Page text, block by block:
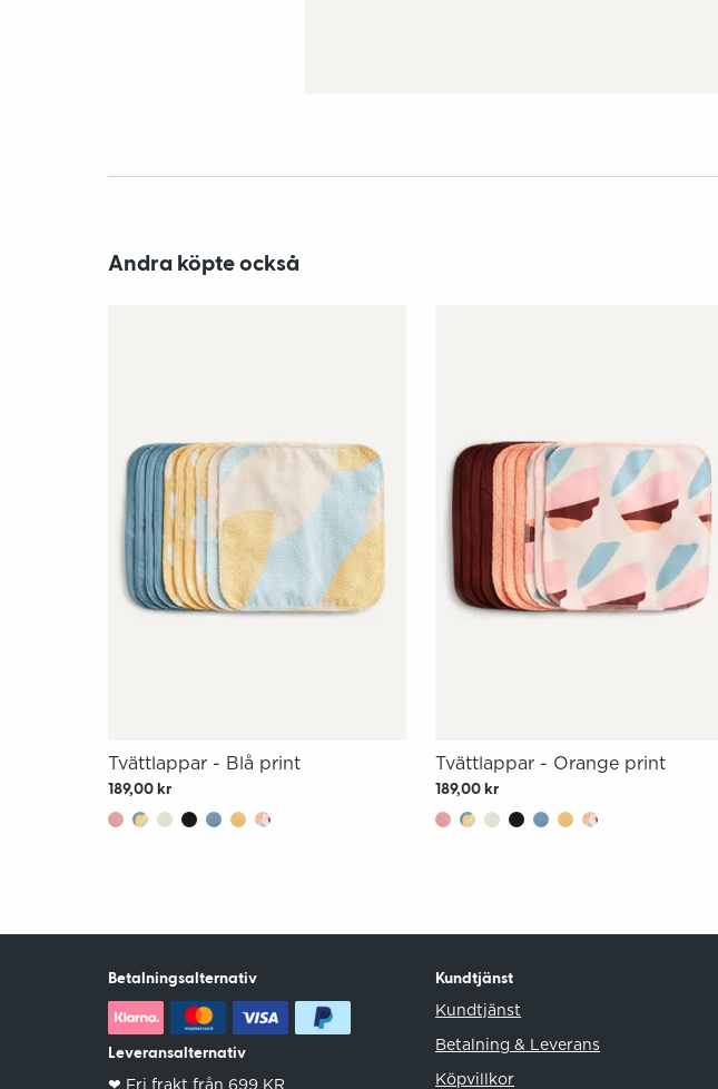
Andra köpte också
Tvättlappar - Blå print
189,00 kr
Tvättlappar - Orange print
189,00 kr
Betalningsalternativ
Leveransalternativ
❤︎ Fri frakt från 699 KR
Kundtjänst
Kundtjänst
Betalning & Leverans
Köpvillkor